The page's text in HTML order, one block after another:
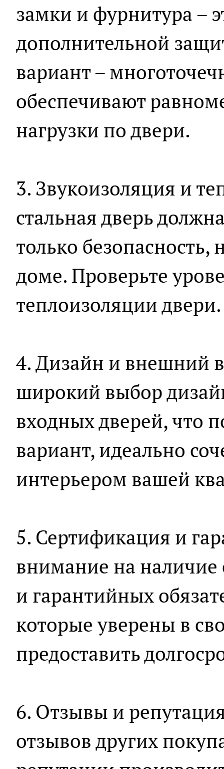
замки и фурнитура –
дополнительной
вариант –
обеспечивают
нагрузки по двери.
3. Звукоизоляция и
стальная дверь
только
доме. Проверьте
теплоизоляции двери.
4. Дизайн и внешний
широкий выбор
входных дверей, что
вариант, идеально
интерьером вашей
5. Сертификация и
внимание на наличие
и гарантийных
которые уверены в
предоставить
6. Отзывы и
отзывов других